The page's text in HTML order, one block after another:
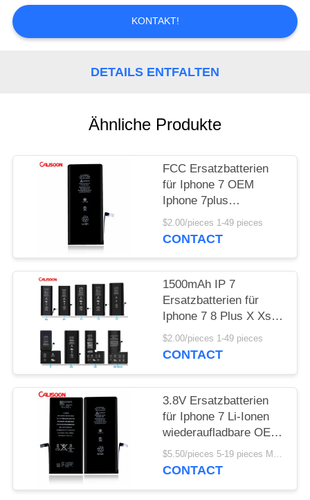
POLICY
KONTAKT!
DETAILS ENTFALTEN
Ähnliche Produkte
FCC Ersatzbatterien
für Iphone 7 OEM
Iphone 7plus
Originalbatterie
$2.00/pieces 1-49 pieces
CONTACT
1500mAh IP 7
Ersatzbatterien für
Iphone 7 8 Plus X Xs
Xr 11 12 13 Pro Max
$2.00/pieces 1-49 pieces
CONTACT
3.8V Ersatzbatterien
für Iphone 7 Li-Ionen
wiederaufladbare OEM-
Batterie
$5.50/pieces 5-19 pieces MOQ:5 Stücke
CONTACT